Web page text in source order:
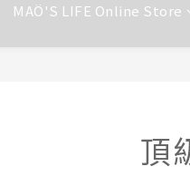
MAÖ'S LIFE Online Store
頂